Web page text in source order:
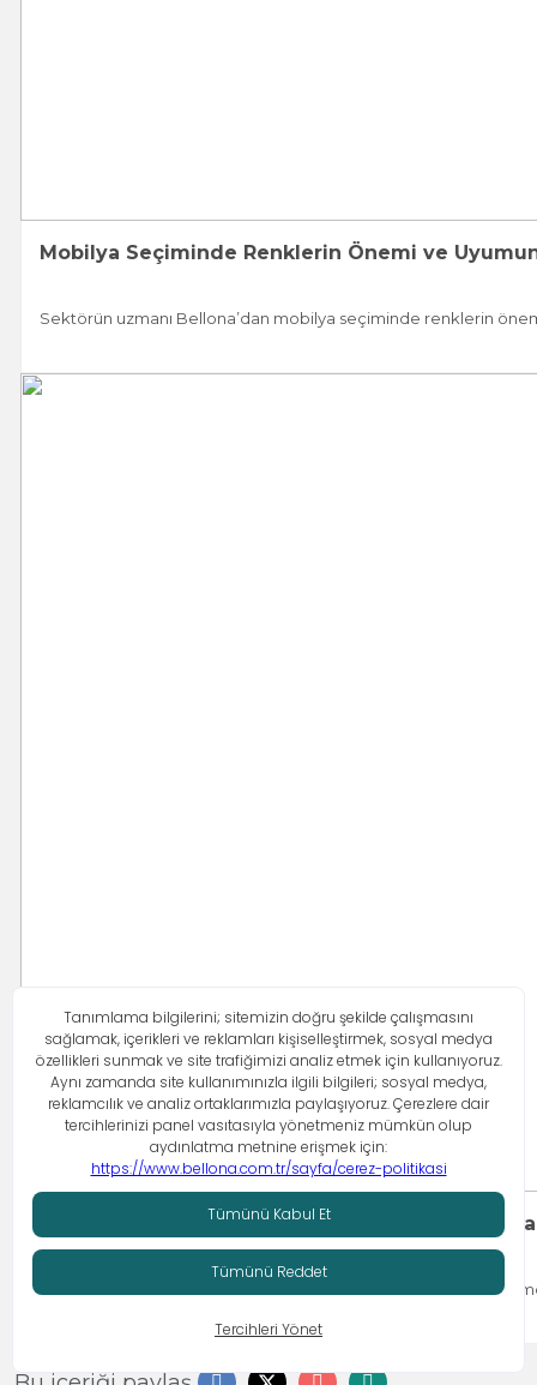
Mobilya Seçiminde Renklerin Önemi ve
Sektörün uzmanı Bellona’dan mobilya seçiminde renklerin
Açık Renk Mobilya ile Ferah ve Aydınlık
Açık renk mobilya kullanmanın avantajları nelerdir? Açık renkli